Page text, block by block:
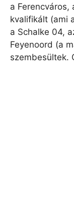
a Ferencváros,
kvalifikált (ami
a Schalke 04,
Feyenoord (a
szembesültek.